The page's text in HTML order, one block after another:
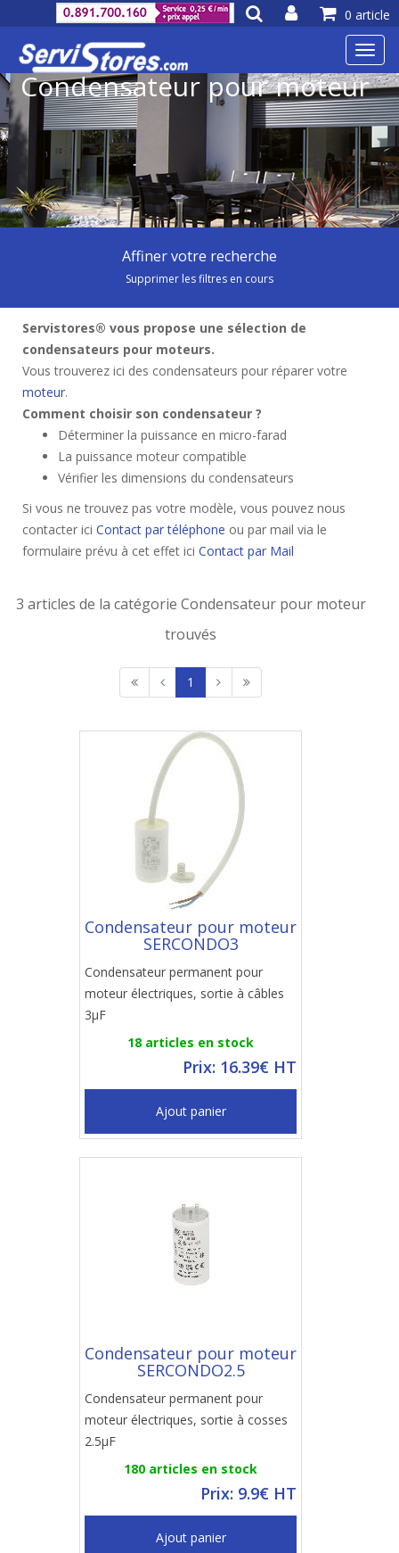
0 article
Condensateur pour moteur
Affiner votre recherche
Supprimer les filtres en cours
Servistores® vous propose une sélection de
condensateurs pour moteurs.
Vous trouverez ici des condensateurs pour réparer votre
moteur.
Comment choisir son condensateur ?
Déterminer la puissance en micro-farad
La puissance moteur compatible
Vérifier les dimensions du condensateurs
Si vous ne trouvez pas votre modèle, vous pouvez nous
contacter ici Contact par téléphone ou par mail via le
formulaire prévu à cet effet ici Contact par Mail
3 articles de la catégorie Condensateur pour moteur
trouvés
1
Condensateur pour moteur
SERCONDO3
Condensateur permanent pour
moteur électriques, sortie à câbles
3µF
18 articles en stock
Prix: 16.39€ HT
Ajout panier
Condensateur pour moteur
SERCONDO2.5
Condensateur permanent pour
moteur électriques, sortie à cosses
2.5µF
180 articles en stock
Prix: 9.9€ HT
Ajout panier